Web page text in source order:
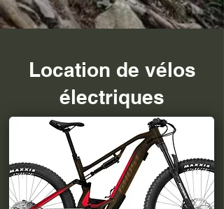
Location de vélos
électriques